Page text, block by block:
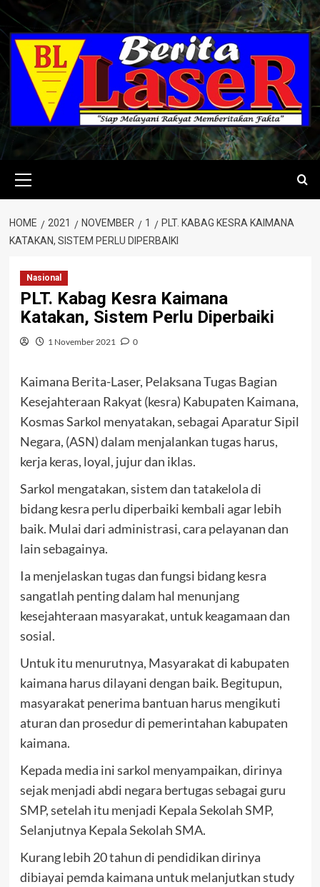
Skip
to
content
Menu
HOME 2021 NOVEMBER 1
PLT. KABAG KESRA KAIMANA
KATAKAN, SISTEM PERLU DIPERBAIKI
Nasional
PLT. Kabag Kesra Kaimana
Katakan, Sistem Perlu Diperbaiki
1 November 2021 0
Kaimana Berita-Laser, Pelaksana Tugas Bagian
Kesejahteraan Rakyat (kesra) Kabupaten Kaimana,
Kosmas Sarkol menyatakan, sebagai Aparatur Sipil
Negara, (ASN) dalam menjalankan tugas harus,
kerja keras, loyal, jujur dan iklas.
Sarkol mengatakan, sistem dan tatakelola di
bidang kesra perlu diperbaiki kembali agar lebih
baik. Mulai dari administrasi, cara pelayanan dan
lain sebagainya.
Ia menjelaskan tugas dan fungsi bidang kesra
sangatlah penting dalam hal menunjang
kesejahteraan masyarakat, untuk keagamaan dan
sosial.
Untuk itu menurutnya, Masyarakat di kabupaten
kaimana harus dilayani dengan baik. Begitupun,
masyarakat penerima bantuan harus mengikuti
aturan dan prosedur di pemerintahan kabupaten
kaimana.
Kepada media ini sarkol menyampaikan, dirinya
sejak menjadi abdi negara bertugas sebagai guru
SMP, setelah itu menjadi Kepala Sekolah SMP,
Selanjutnya Kepala Sekolah SMA.
Kurang lebih 20 tahun di pendidikan dirinya
dibiayai pemda kaimana untuk melanjutkan study